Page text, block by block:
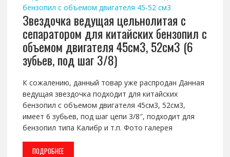
бензопил с объемом двигателя 45-52 см3
Звездочка ведущая цельнолитая с
сепаратором для китайских бензопил с
объемом двигателя 45см3, 52см3 (6
зубьев, под шаг 3/8)
К сожалению, данный товар уже распродан Данная
ведущая звездочка подходит для китайских
бензопил с объемом двигателя 45см3, 52см3,
имеет 6 зубьев, под шаг цепи 3/8″, подходит для
бензопил типа Калибр и т.п. Фото галерея
ПОДРОБНЕЕ